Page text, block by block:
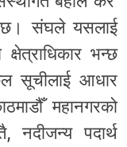
छ। संघले यसलाई
भन्छ
सूचीलाई आधार
महानगरको
नदीजन्य पदार्थ